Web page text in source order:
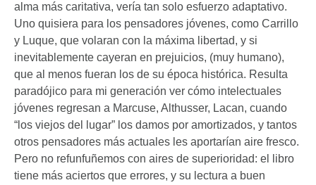
alma más caritativa, vería tan solo esfuerzo adaptativo.
Uno quisiera para los pensadores jóvenes, como Carrillo
y Luque, que volaran con la máxima libertad, y si
inevitablemente cayeran en prejuicios, (muy humano),
que al menos fueran los de su época histórica. Resulta
paradójico para mi generación ver cómo intelectuales
jóvenes regresan a Marcuse, Althusser, Lacan, cuando
“los viejos del lugar” los damos por amortizados, y tantos
otros pensadores más actuales les aportarían aire fresco.
Pero no refunfuñemos con aires de superioridad: el libro
tiene más aciertos que errores, y su lectura a buen